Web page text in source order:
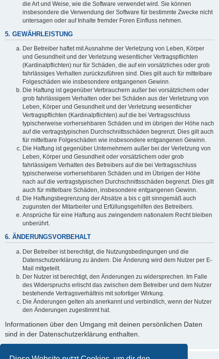
die Art und Weise, wie die Software verwendet wird. Sie können
insbesondere die Verwendung der Software für bestimmte Zwecke nicht
untersagen oder auf Inhalte fremder Foren Einfluss nehmen.
5. GEWÄHRLEISTUNG
Der Betreiber haftet mit Ausnahme der Verletzung von Leben, Körper
und Gesundheit und der Verletzung wesentlicher Vertragspflichten
(Kardinalpflichten) nur für Schäden, die auf ein vorsätzliches oder grob
fahrlässiges Verhalten zurückzuführen sind. Dies gilt auch für mittelbare
Folgeschäden wie insbesondere entgangenen Gewinn.
Die Haftung ist gegenüber Verbrauchern außer bei vorsätzlichem oder
grob fahrlässigem Verhalten oder bei Schäden aus der Verletzung von
Leben, Körper und Gesundheit und der Verletzung wesentlicher
Vertragspflichten (Kardinalpflichten) auf die bei Vertragsschluss
typischerweise vorhersehbaren Schäden und im übrigen der Höhe nach
auf die vertragstypischen Durchschnittsschäden begrenzt. Dies gilt auch
für mittelbare Folgeschäden wie insbesondere entgangenen Gewinn.
Die Haftung ist gegenüber Unternehmern außer bei der Verletzung von
Leben, Körper und Gesundheit oder vorsätzlichem oder grob
fahrlässigem Verhalten des Betreibers auf die bei Vertragsschluss
typischerweise vorhersehbaren Schäden und im Übrigen der Höhe
nach auf die vertragstypischen Durchschnittsschäden begrenzt. Dies gilt
auch für mittelbare Schäden, insbesondere entgangenen Gewinn.
Die Haftungsbegrenzung der Absätze a bis c gilt sinngemäß auch
zugunsten der Mitarbeiter und Erfüllungsgehilfen des Betreibers.
Ansprüche für eine Haftung aus zwingendem nationalem Recht bleiben
unberührt.
6. ÄNDERUNGSVORBEHALT
Der Betreiber ist berechtigt, die Nutzungsbedingungen und die
Datenschutzerklärung zu ändern. Die Änderung wird dem Nutzer per E-
Mail mitgeteilt.
Der Nutzer ist berechtigt, den Änderungen zu widersprechen. Im Falle
des Widerspruchs erlischt das zwischen dem Betreiber und dem Nutzer
bestehende Vertragsverhältnis mit sofortiger Wirkung.
Die Änderungen gelten als anerkannt und verbindlich, wenn der Nutzer
den Änderungen zugestimmt hat.
Informationen über den Umgang mit deinen persönlichen Daten
sind in der Datenschutzerklärung enthalten.